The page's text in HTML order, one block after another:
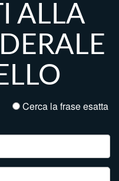
ALLA
Cerca la frase esatta